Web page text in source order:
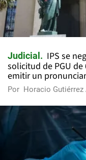
Judicial
IPS se
solicitud de PGU
emitir un
Por Horacio Gutiérrez